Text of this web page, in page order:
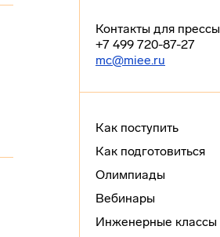
Контакты для прессы
+7 499 720-87-27
mc@miee.ru
Как поступить
Как подготовиться
Олимпиады
Вебинары
Инженерные классы